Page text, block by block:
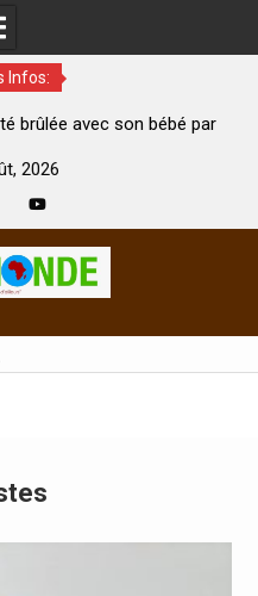
Infos:
par
Coopération: Le
2026